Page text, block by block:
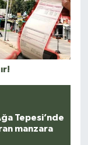
Tepesi’nde
manzara